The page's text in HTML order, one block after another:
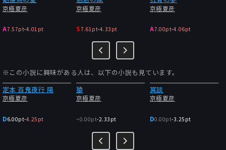
京極夏彦
A7.57pt-4.01pt
京極夏彦
S7.61pt-4.33pt
京極夏彦
A7.00pt-4.06pt
※この小説に興味がある人は、以下の小説も見ています。
定本 百鬼夜行 陽
京極夏彦
D6.00pt-4.25pt
猿
京極夏彦
-0.00pt-2.33pt
冥談
京極夏彦
D0.00pt-3.25pt